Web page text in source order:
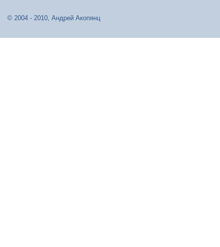
© 2004 - 2010, Андрей Акопянц